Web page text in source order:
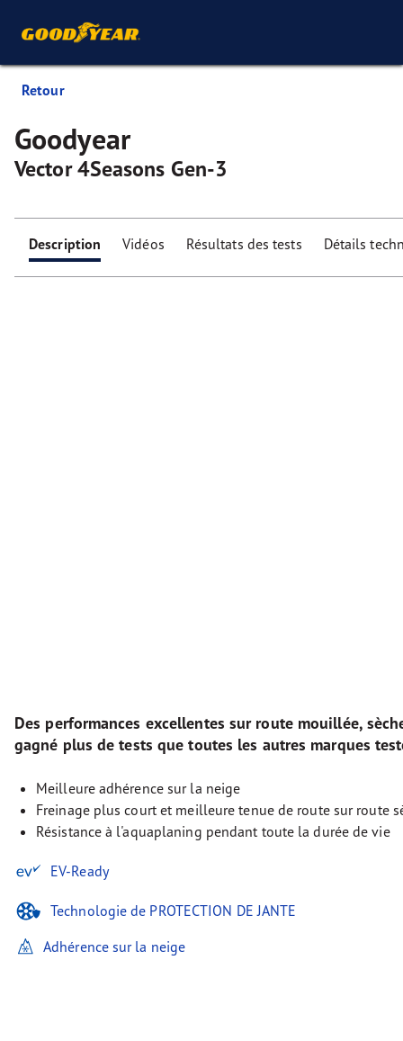
Retour
Goodyear
Vector 4Seasons Gen-3
Description Vidéos Résultats des tests Détails
Des performances excellentes sur route mouillée,
gagné plus de tests que toutes les autres marques
Meilleure adhérence sur la neige
Freinage plus court et meilleure tenue de route sur route
Résistance à l'aquaplaning pendant toute la durée de vie
EV-Ready
Technologie de PROTECTION DE JANTE
Adhérence sur la neige